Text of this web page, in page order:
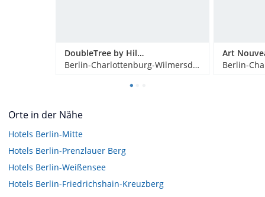
DoubleTree by Hilton Berlin Ku'Damm
Berlin-Charlottenburg-Wilmersdorf, Deutschland
Art
Orte in der Nähe
Hotels Berlin-Mitte
Hotels Berlin-Prenzlauer Berg
Hotels Berlin-Weißensee
Hotels Berlin-Friedrichshain-Kreuzberg